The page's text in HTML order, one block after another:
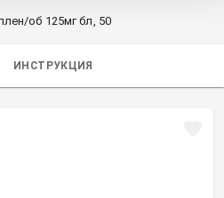
об 125мг бл, 50
ИНСТРУКЦИЯ